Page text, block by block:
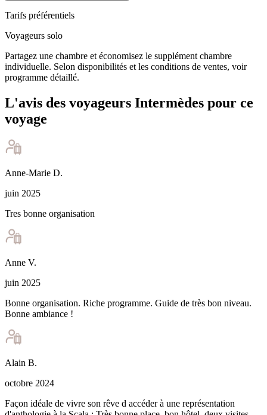
Tarifs préférentiels
Voyageurs solo
Partagez une chambre et économisez le supplément chambre
individuelle. Selon disponibilités et les conditions de ventes, voir
programme détaillé.
L'avis des voyageurs Intermèdes pour ce
voyage
Anne-Marie D.
juin 2025
Tres bonne organisation
Anne V.
juin 2025
Bonne organisation. Riche programme. Guide de très bon niveau.
Bonne ambiance !
Alain B.
octobre 2024
Façon idéale de vivre son rêve d accéder à une représentation